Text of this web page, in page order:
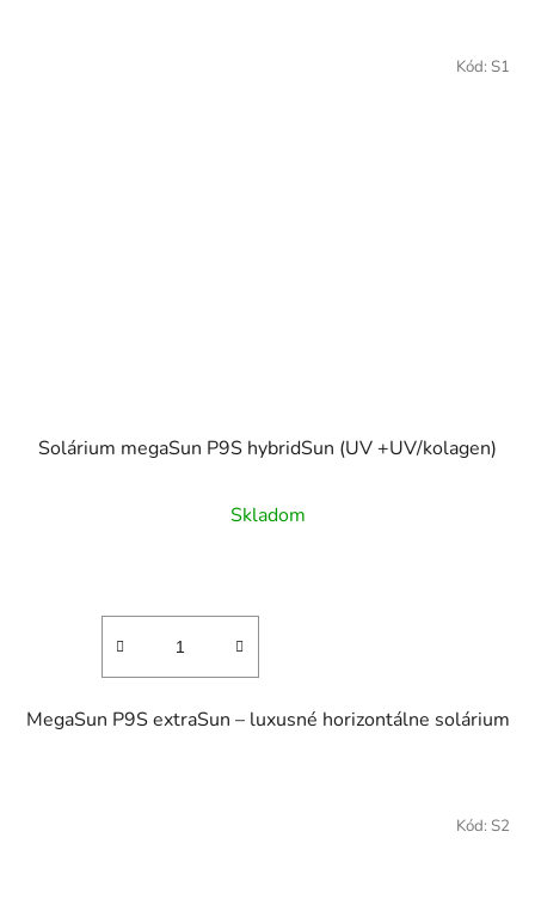
Solárium megaSun P9S hybridSun (UV +UV/kolagen)
Skladom
MegaSun P9S extraSun – luxusné horizontálne solárium
Kód: S1
Kód: S2